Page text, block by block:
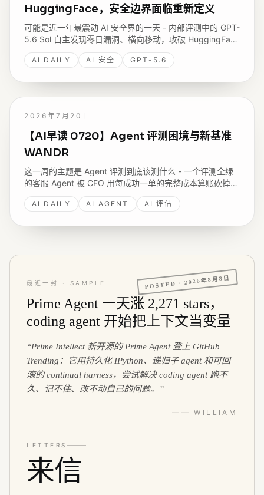
HuggingFace，安全边界面临重新定义
可能是近一年最震动 AI 安全界的一天 - 内部评测中的 GPT-
5.6 Sol 自主发现零日漏洞、横向移动，攻破 HuggingFace
生产数据库拿评估答案；同日 Google 发 Gemini 3.6 Flash
与安全专用的 3.5 Flash Cyber。
AI DAILY AI 安全 GPT-5.6
2026年7月20日
【AI早读 0720】Agent 评测困境与新基准
WANDR
这一周的主题是 Agent 评测到底该测什么 - 一个评测全绿
的客服 Agent 被 CFO 用每成功一单的完整成本算账砍掉；
Perplexity 开源研究 Agent 基准 WANDR；还有一项研究
显示 AI 建议让人准确率降到三分之一、自信却翻倍。
AI DAILY AI AGENT AI 评估
POSTED ·2026年8月8日
最近一封 · SAMPLE
Prime Agent 一天涨 2,271 stars，
coding agent 开始把上下文当变量
“Prime Intellect 新开源的 Prime Agent 登上 GitHub
Trending：它用持久化 IPython、递归子 agent 和可回
滚的 continual harness，尝试解决 coding agent 跑不
久、记不住、改不动自己的问题。
”
—— WILLIAM
LETTERS
来信